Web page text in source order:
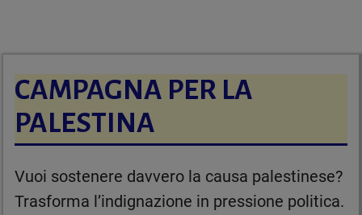
CAMPAGNA PER LA
PALESTINA
Vuoi sostenere davvero la causa palestinese?
Trasforma l’indignazione in pressione politica.